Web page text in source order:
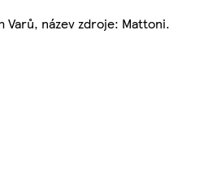
Varů, název zdroje: Mattoni.